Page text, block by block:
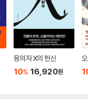
용의자 X의 헌신
10% 16,920원